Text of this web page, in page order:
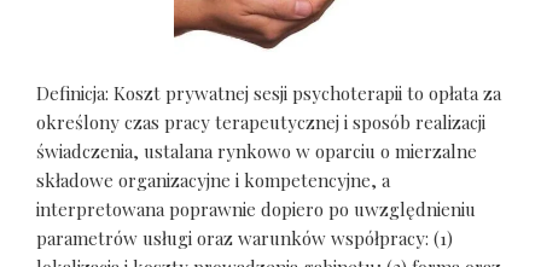
Definicja: Koszt prywatnej sesji psychoterapii to opłata za
określony czas pracy terapeutycznej i sposób realizacji
świadczenia, ustalana rynkowo w oparciu o mierzalne
składowe organizacyjne i kompetencyjne, a
interpretowana poprawnie dopiero po uwzględnieniu
parametrów usługi oraz warunków współpracy: (1)